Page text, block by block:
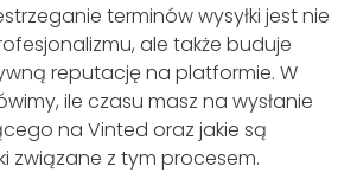
terminów wysyłki jest nie
ale także buduje
reputację na platformie. W
ile czasu masz na wysłanie
na Vinted oraz jakie są
związane z tym procesem.